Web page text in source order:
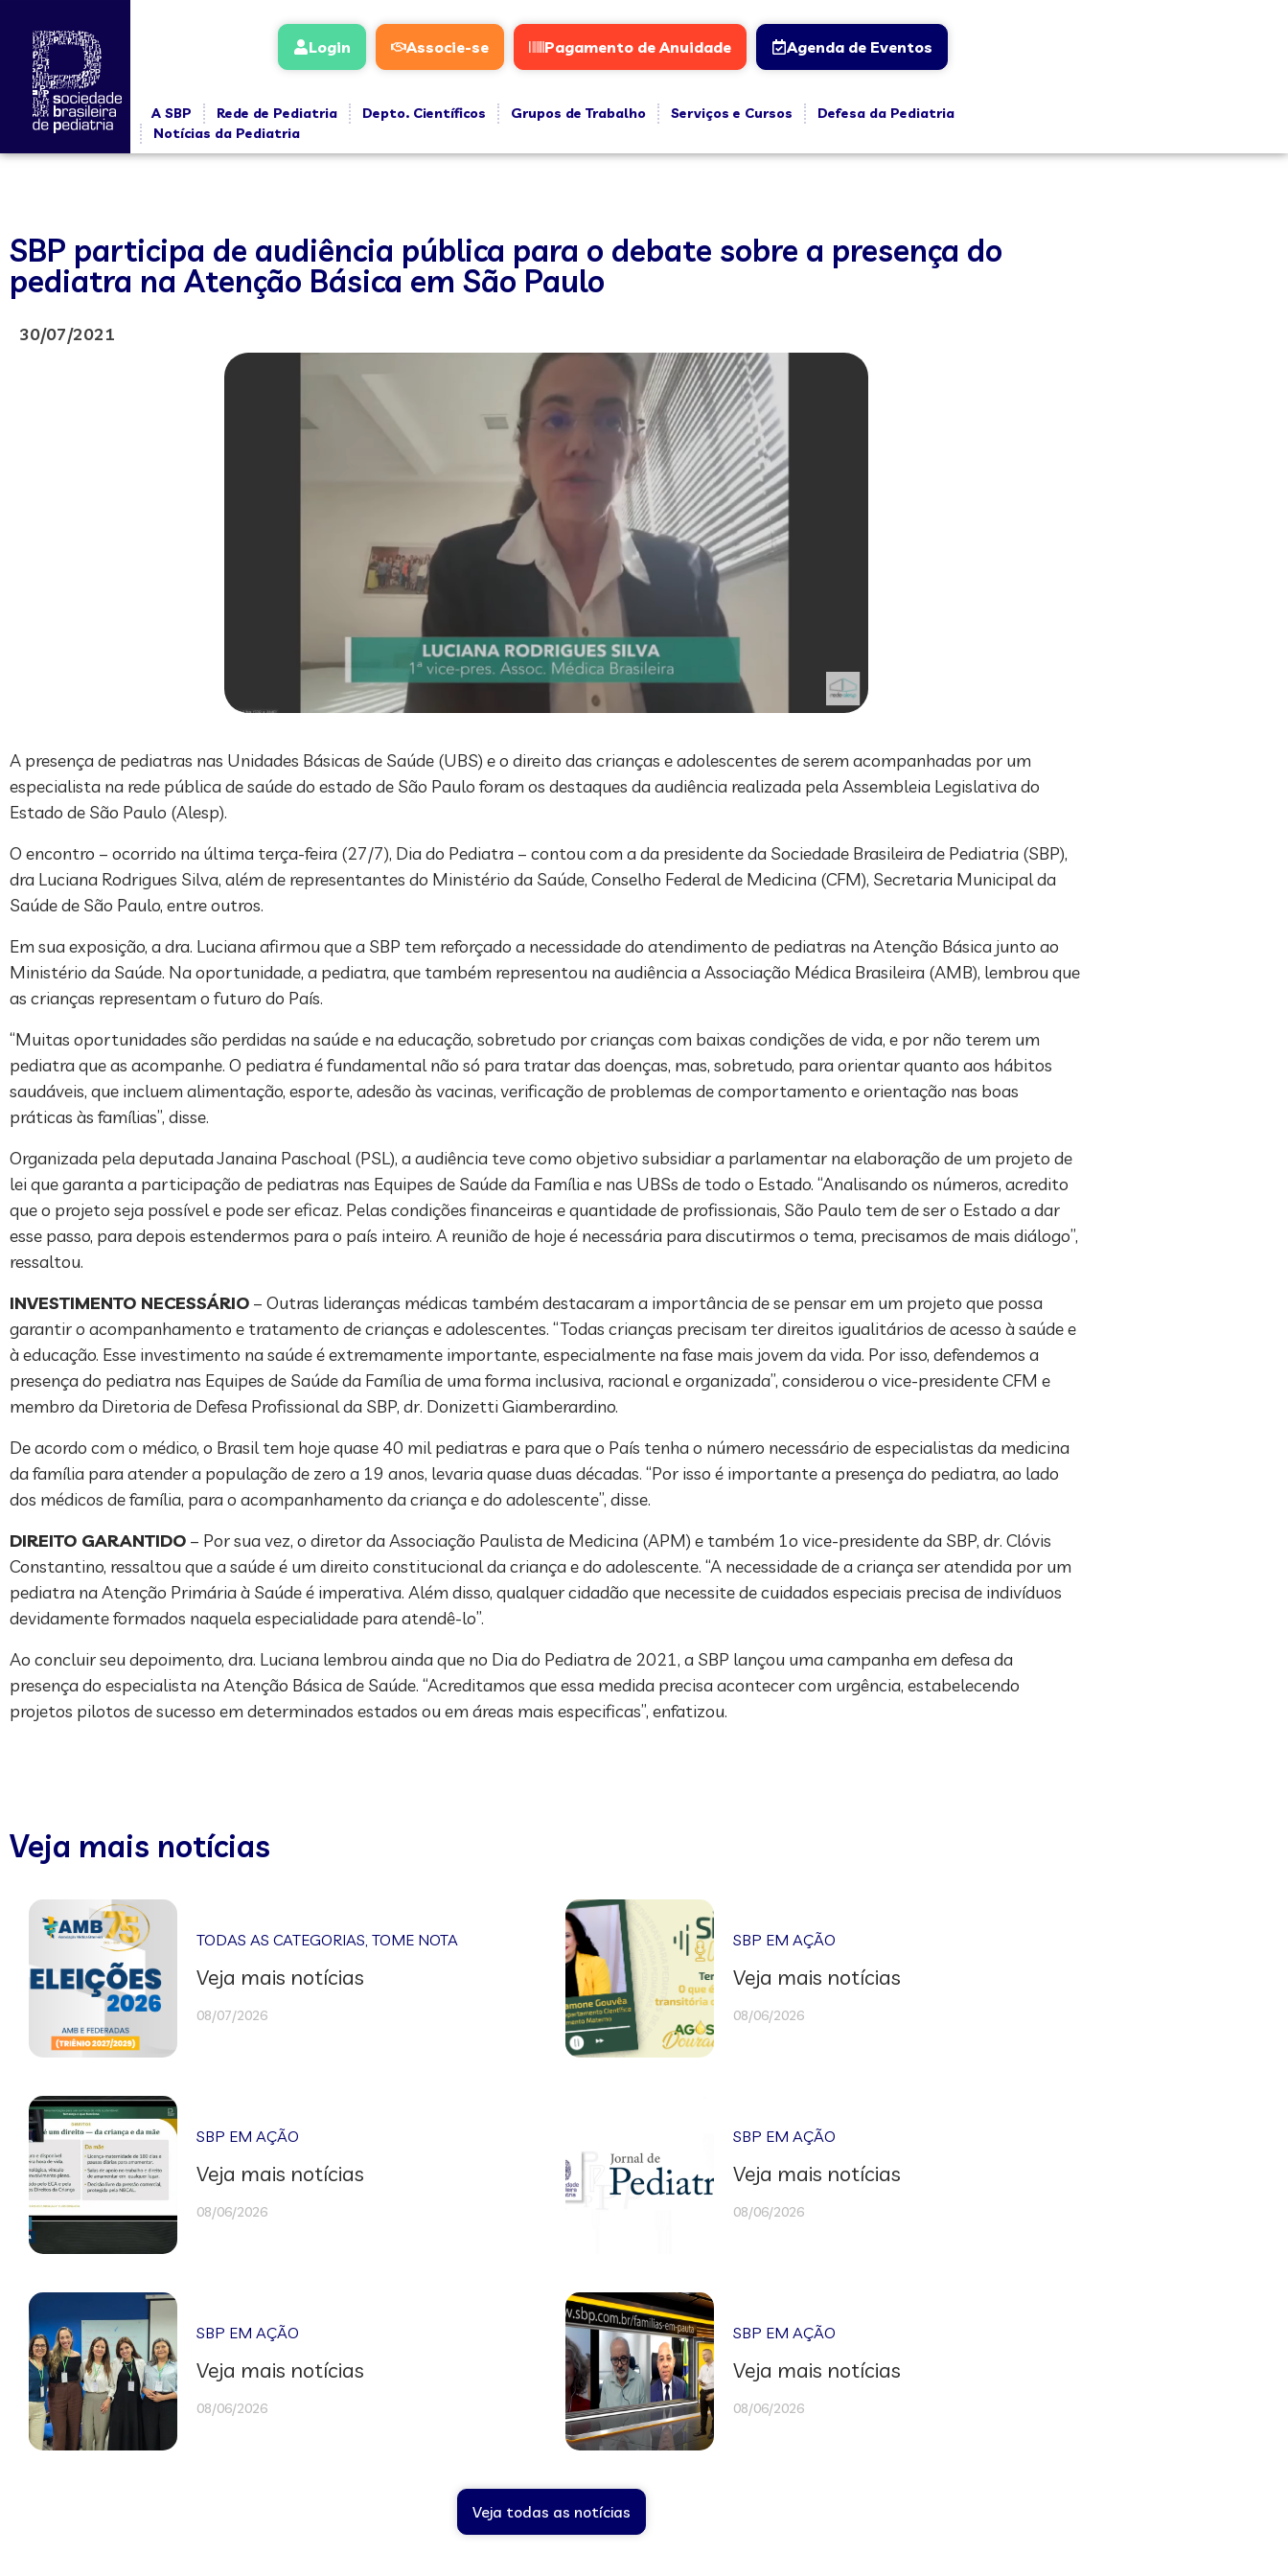
Login Associe-se Pagamento de Anuidade Agenda de Eventos
A SBP Rede de Pediatria Depto. Científicos Grupos de Trabalho Serviços e Cursos
Defesa da Pediatria
Notícias da Pediatria
SBP participa de audiência pública para o debate sobre a presença do
pediatra na Atenção Básica em São Paulo
30/07/2021
A presença de pediatras nas Unidades Básicas de Saúde (UBS) e o direito das crianças e adolescentes de serem acompanhadas por um
especialista na rede pública de saúde do estado de São Paulo foram os destaques da audiência realizada pela Assembleia Legislativa do
Estado de São Paulo (Alesp).
O encontro – ocorrido na última terça-feira (27/7), Dia do Pediatra – contou com a da presidente da Sociedade Brasileira de Pediatria (SBP),
dra Luciana Rodrigues Silva, além de representantes do Ministério da Saúde, Conselho Federal de Medicina (CFM), Secretaria Municipal da
Saúde de São Paulo, entre outros.
Em sua exposição, a dra. Luciana afirmou que a SBP tem reforçado a necessidade do atendimento de pediatras na Atenção Básica junto ao
Ministério da Saúde. Na oportunidade, a pediatra, que também representou na audiência a Associação Médica Brasileira (AMB), lembrou que
as crianças representam o futuro do País.
“Muitas oportunidades são perdidas na saúde e na educação, sobretudo por crianças com baixas condições de vida, e por não terem um
pediatra que as acompanhe. O pediatra é fundamental não só para tratar das doenças, mas, sobretudo, para orientar quanto aos hábitos
saudáveis, que incluem alimentação, esporte, adesão às vacinas, verificação de problemas de comportamento e orientação nas boas
práticas às famílias”, disse.
Organizada pela deputada Janaina Paschoal (PSL), a audiência teve como objetivo subsidiar a parlamentar na elaboração de um projeto de
lei que garanta a participação de pediatras nas Equipes de Saúde da Família e nas UBSs de todo o Estado. “Analisando os números, acredito
que o projeto seja possível e pode ser eficaz. Pelas condições financeiras e quantidade de profissionais, São Paulo tem de ser o Estado a dar
esse passo, para depois estendermos para o país inteiro. A reunião de hoje é necessária para discutirmos o tema, precisamos de mais diálogo”,
ressaltou.
INVESTIMENTO NECESSÁRIO – Outras lideranças médicas também destacaram a importância de se pensar em um projeto que possa
garantir o acompanhamento e tratamento de crianças e adolescentes. “Todas crianças precisam ter direitos igualitários de acesso à saúde e
à educação. Esse investimento na saúde é extremamente importante, especialmente na fase mais jovem da vida. Por isso, defendemos a
presença do pediatra nas Equipes de Saúde da Família de uma forma inclusiva, racional e organizada”, considerou o vice-presidente CFM e
membro da Diretoria de Defesa Profissional da SBP, dr. Donizetti Giamberardino.
De acordo com o médico, o Brasil tem hoje quase 40 mil pediatras e para que o País tenha o número necessário de especialistas da medicina
da família para atender a população de zero a 19 anos, levaria quase duas décadas. “Por isso é importante a presença do pediatra, ao lado
dos médicos de família, para o acompanhamento da criança e do adolescente”, disse.
DIREITO GARANTIDO – Por sua vez, o diretor da Associação Paulista de Medicina (APM) e também 1o vice-presidente da SBP, dr. Clóvis
Constantino, ressaltou que a saúde é um direito constitucional da criança e do adolescente. “A necessidade de a criança ser atendida por um
pediatra na Atenção Primária à Saúde é imperativa. Além disso, qualquer cidadão que necessite de cuidados especiais precisa de indivíduos
devidamente formados naquela especialidade para atendê-lo”.
Ao concluir seu depoimento, dra. Luciana lembrou ainda que no Dia do Pediatra de 2021, a SBP lançou uma campanha em defesa da
presença do especialista na Atenção Básica de Saúde. “Acreditamos que essa medida precisa acontecer com urgência, estabelecendo
projetos pilotos de sucesso em determinados estados ou em áreas mais especificas”, enfatizou.
Veja mais notícias
TODAS AS CATEGORIAS,TOME NOTA
Veja mais notícias
08/07/2026
SBP EM AÇÃO
Veja mais notícias
08/06/2026
SBP EM AÇÃO
Veja mais notícias
08/06/2026
SBP EM AÇÃO
Veja mais notícias
08/06/2026
SBP EM AÇÃO
Veja mais notícias
08/06/2026
SBP EM AÇÃO
Veja mais notícias
08/06/2026
Veja todas as notícias